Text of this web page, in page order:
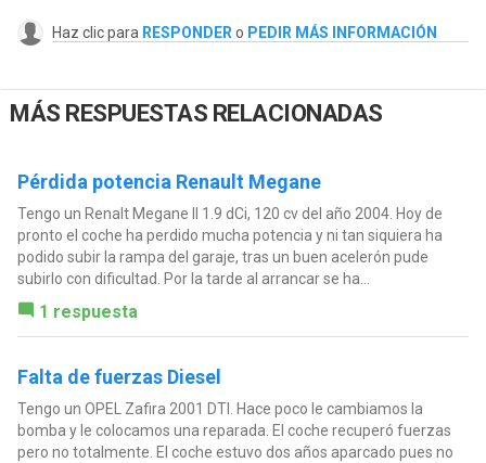
Haz clic para RESPONDER o PEDIR MÁS INFORMACIÓN
MÁS RESPUESTAS RELACIONADAS
Pérdida potencia Renault Megane
Tengo un Renalt Megane II 1.9 dCi, 120 cv del año 2004. Hoy de
pronto el coche ha perdido mucha potencia y ni tan siquiera ha
podido subir la rampa del garaje, tras un buen acelerón pude
subirlo con dificultad. Por la tarde al arrancar se ha...
1 respuesta
Falta de fuerzas Diesel
Tengo un OPEL Zafira 2001 DTI. Hace poco le cambiamos la
bomba y le colocamos una reparada. El coche recuperó fuerzas
pero no totalmente. El coche estuvo dos años aparcado pues no